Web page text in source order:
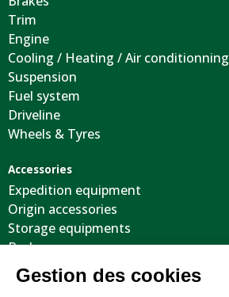
Trim
Engine
Cooling / Heating / Air conditionning
Suspension
Fuel system
Driveline
Wheels & Tyres
Accessories
Expedition equipment
Origin accessories
Storage equipments
Body
Cool stuffs
Electricity